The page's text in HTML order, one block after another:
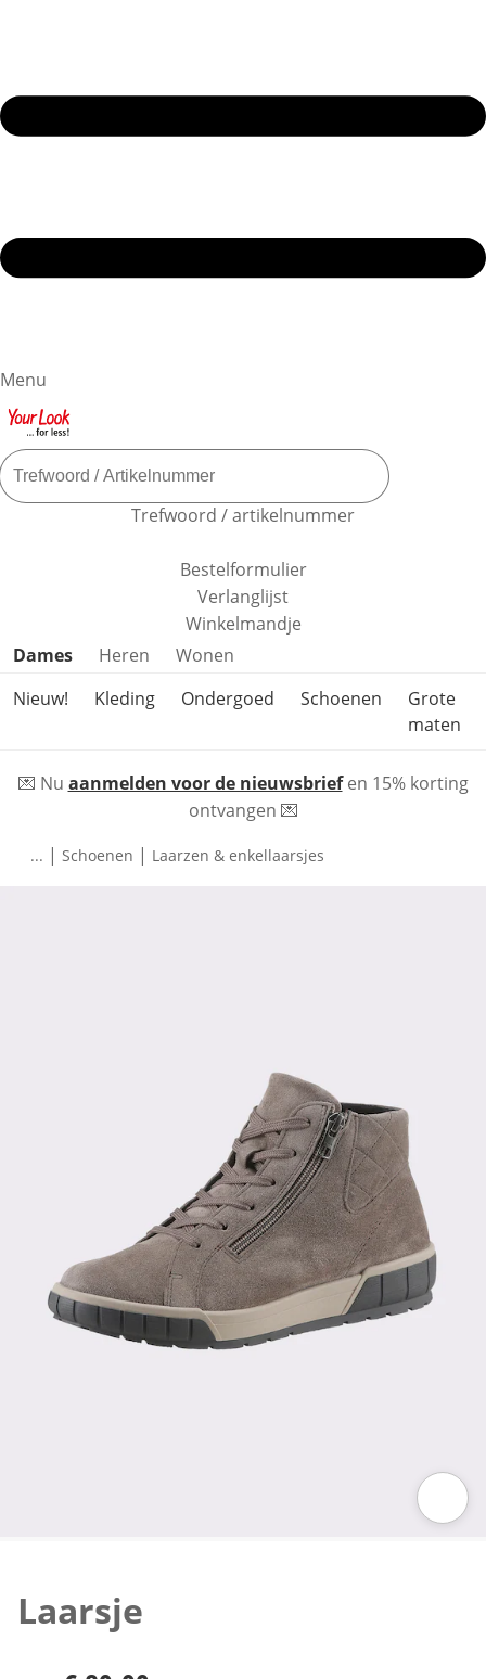
Menu
Trefwoord / artikelnummer
Bestelformulier
Verlanglijst
Winkelmandje
Productcategorieën overslaan
Dames Heren
Wonen
Nieuw!
Kleding Ondergoed Schoenen
Grote
maten
💌 Nu aanmelden voor de nieuwsbriefen 15% korting
ontvangen 💌
... | Schoenen | Laarzen & enkellaarsjes
Laarsje
€ 89,99